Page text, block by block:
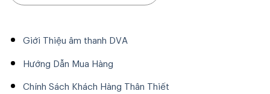
Giới Thiệu âm thanh DVA
Hướng Dẫn Mua Hàng
Chính Sách Khách Hàng Thân Thiết